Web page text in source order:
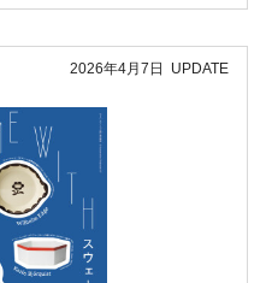
2026年4月7日 UPDATE